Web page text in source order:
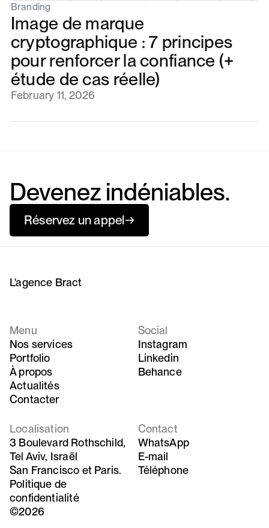
Branding
Image de marque
cryptographique : 7 principes
pour renforcer la confiance (+
étude de cas réelle)
February 11, 2026
Devenez indéniables.
Réservez un appel→
L'agence Bract
Menu
Nos services
Portfolio
À propos
Actualités
Contacter
Social
Instagram
Linkedin
Behance
Localisation
3 Boulevard Rothschild,
Tel Aviv, Israël
San Francisco et Paris.
Contact
WhatsApp
E-mail
Téléphone
Politique de
confidentialité
©2026